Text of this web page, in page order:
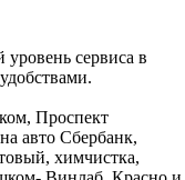
сервиса в
Проспект
авто Сбербанк,
химчистка,